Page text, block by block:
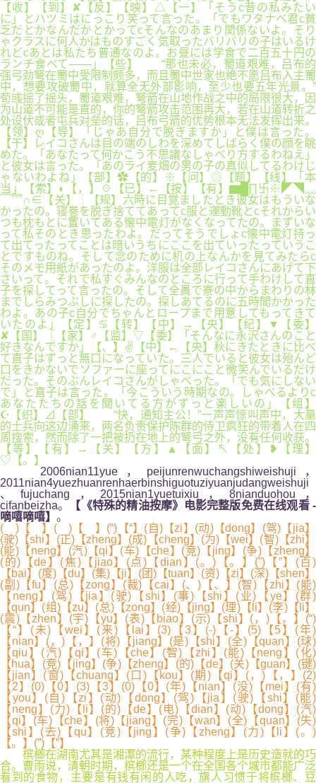
2006nian11yue，peijunrenwuchangshiweishuji，
2011nian4yuezhuanrenhaerbinshiguotuziyuanjudangweishuji
、fujuchang，2015nian1yuetuixiu，8nianduohou，
cifanbeizha。
【《特殊的精油按摩》电影完整版免费在线观看 -
嘀嘻嘀嘻】 。
( )【 】( )【 】(“)【“】(自)【zi】(动)【dong】(驾)【jia】
(驶)【shi】(正)【zheng】(成)【cheng】(为)【wei】(智)【zhi】
(能)【neng】(汽)【qi】(车)【che】(竞)【jing】(争)【zheng】
(的)【de】(焦)【jiao】(点)【dian】(。)【。】(”)【”】(百)
【bai】(度)【du】(集)【ji】(团)【tuan】(资)【zi】(深)【shen】
(副)【fu】(总)【zong】(裁)【cai】(、)【、】(智)【zhi】(能)
【neng】(驾)【jia】(驶)【shi】(事)【shi】(业)【ye】(群)
【qun】(组)【zu】(总)【zong】(经)【jing】(理)【li】(李)【li】
(震)【zhen】(宇)【yu】(表)【biao】(示)【shi】(，)【，】(“)
【“】(未)【wei】(来)【lai】(3)【3】(-)【-】(5)【5】(年)
【nian】(，)【，】(将)【jiang】(是)【shi】(全)【quan】(球)
【qiu】(汽)【qi】(车)【che】(智)【zhi】(能)【neng】(化)
【hua】(竞)【jing】(争)【zheng】(的)【de】(关)【guan】(键)
【jian】(窗)【chuang】(口)【kou】(期)【qi】(，)【，】(2)
【2】(0)【0】(3)【3】(0)【0】(年)【nian】(没)【mei】(有)
【you】(自)【zi】(动)【dong】(驾)【jia】(驶)【shi】(能)
【neng】(力)【li】(的)【de】(电)【dian】(动)【dong】(汽)
【qi】(车)【che】(将)【jiang】(完)【wan】(全)【quan】(失)
【shi】(去)【qu】(竞)【jing】(争)【zheng】(力)【li】(。)
【。】(”)【”】
槟榔在湖南尤其是湘潭的流行，某种程度上是历史造就的巧
合。曹雨说，清朝时期，槟榔还是一个在全国各个城市都能广泛
看到的食物，主要是有钱有闲的人吃，旗人习惯于将槟榔、豆